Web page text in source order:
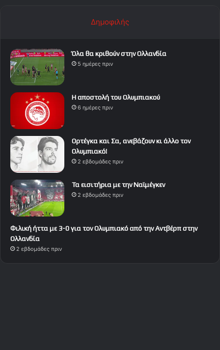
Δημοφιλής
Όλα θα κριθούν στην Ολλανδία
5 ημέρες πριν
Η αποστολή του Ολυμπιακού
6 ημέρες πριν
Ορτέγκα και Σα, ανεβάζουν κι άλλο τον
Ολυμπιακό!
2 εβδομάδες πριν
Τα εισιτήρια με την Ναϊμέγκεν
2 εβδομάδες πριν
Φιλική ήττα με 3-0 για τον Ολυμπιακό από την Αντβέρπ στην
Ολλανδία
2 εβδομάδες πριν